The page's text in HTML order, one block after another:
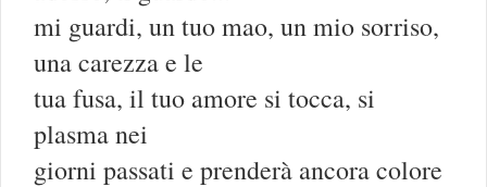
mi guardi, un tuo mao, un mio sorriso,
una carezza e le
tua fusa, il tuo amore si tocca, si
plasma nei
giorni passati e prenderà ancora colore